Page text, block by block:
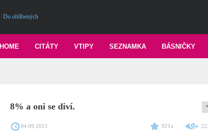
Do oblíbených
BÁSNIČKY
SEZNAMKA
VTIPY
CITÁTY
HOME
8% a oni se diví. <
04.09.2011 921x